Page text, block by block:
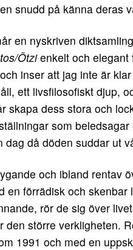
snudd på känna deras
en nyskriven
Ötzienkelt och elegant
inser att jag inte är
ett livsfilosofiskt djup,
skapa dess stora och
som
dag då döden suddar ut
och ibland rentav
en förrädisk och
rör de sig över
den större verkligheten.
1991 och med en